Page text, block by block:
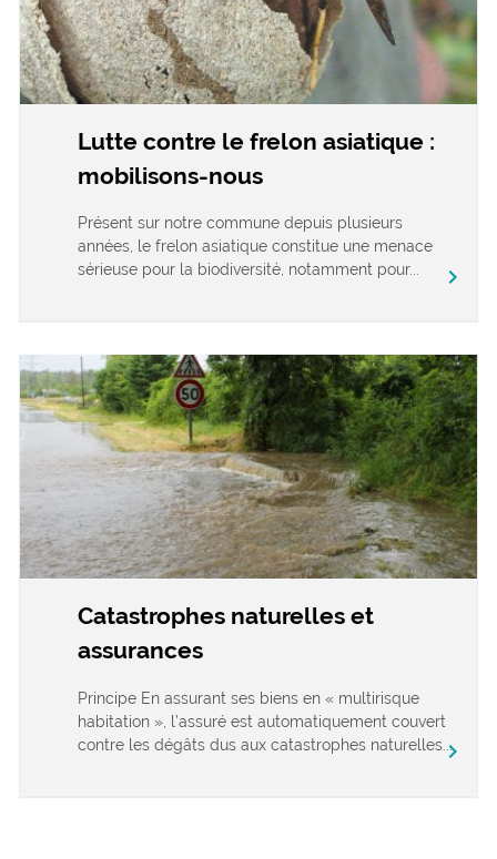
Lutte contre le frelon asiatique :
mobilisons-nous
Présent sur notre commune depuis plusieurs
années, le frelon asiatique constitue une menace
sérieuse pour la biodiversité, notamment pour...
chevron_right
Catastrophes naturelles et
assurances
Principe En assurant ses biens en « multirisque
habitation », l’assuré est automatiquement couvert
contre les dégâts dus aux catastrophes naturelles...
chevron_right